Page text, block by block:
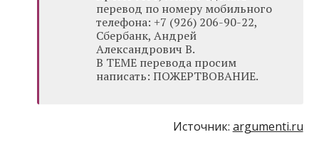
перевод по номеру мобильного
телефона: +7 (926) 206-90-22,
Сбербанк, Андрей
Александрович В.
В ТЕМЕ перевода просим
написать: ПОЖЕРТВОВАНИЕ.
Источник: argumenti.ru